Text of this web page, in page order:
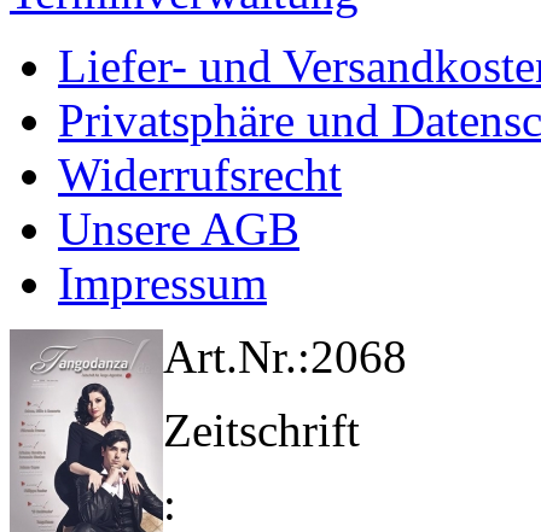
Liefer- und
Privatsphäre und
Widerrufsrecht
Unsere AGB
Impressum
Art.Nr.:2068
Zeitschrift
: